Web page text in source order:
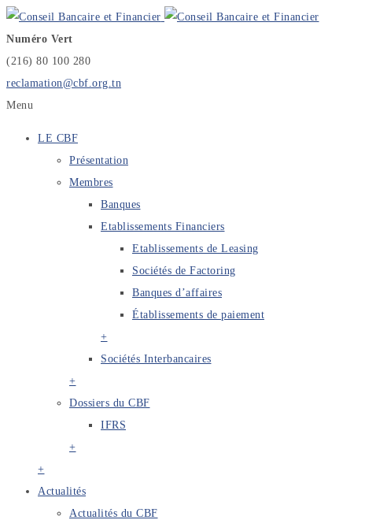
Numéro Vert
(216) 80 100 280
reclamation@cbf.org.tn
Menu
LE CBF
Présentation
Membres
Banques
Etablissements Financiers
Etablissements de Leasing
Sociétés de Factoring
Banques d’affaires
Établissements de paiement
+
Sociétés Interbancaires
+
Dossiers du CBF
IFRS
+
+
Actualités
Actualités du CBF